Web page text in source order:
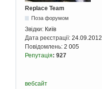
Replace Team
Поза форумом
Звідки: Київ
Дата реєстрації: 24.09.2012
Повідомлень: 2 005
Репутація: 927
вебсайт